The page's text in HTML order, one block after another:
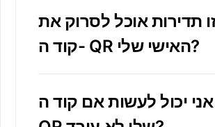
תדירות אוכל לסרוק את
קוד ה- QR האישי שלי?
יכול לעשות אם קוד ה-